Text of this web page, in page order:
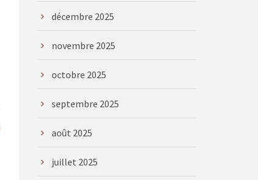
décembre 2025
novembre 2025
octobre 2025
septembre 2025
août 2025
juillet 2025